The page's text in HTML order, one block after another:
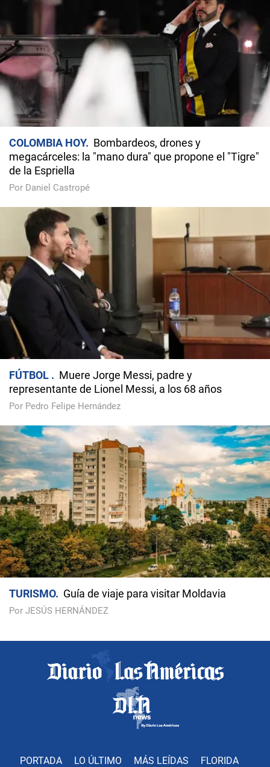
COLOMBIA HOY
Bombardeos, drones y
megacárceles: la "mano dura" que propone el "Tigre"
de la Espriella
Por Daniel Castropé
FÚTBOL
Muere Jorge Messi, padre y
representante de Lionel Messi, a los 68 años
Por Pedro Felipe Hernández
TURISMO Guía de viaje para visitar Moldavia
Por JESÚS HERNÁNDEZ
PORTADA LO ÚLTIMO MÁS LEÍDAS FLORIDA